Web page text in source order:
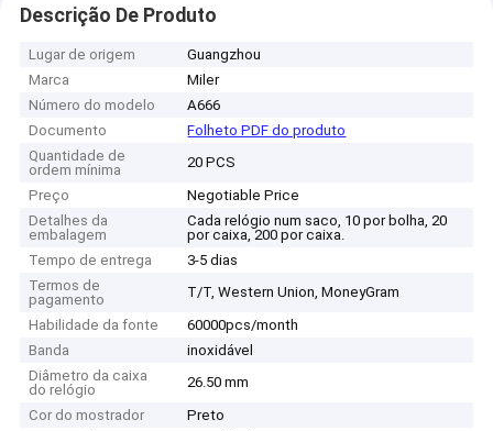
Descrição De Produto
Lugar de origem
Guangzhou
Marca
Miler
Número do modelo
A666
Documento
Folheto PDF do produto
Quantidade de
ordem mínima
20 PCS
Preço
Negotiable Price
Detalhes da
embalagem
Cada relógio num saco, 10 por bolha, 20
por caixa, 200 por caixa.
Tempo de entrega
3-5 dias
Termos de
pagamento
T/T, Western Union, MoneyGram
Habilidade da fonte
60000pcs/month
Banda
inoxidável
Diâmetro da caixa
do relógio
26.50 mm
Cor do mostrador
Preto